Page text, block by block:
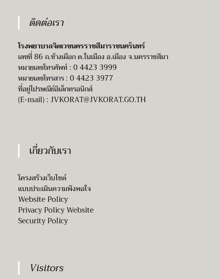
ติดต่อเรา
โรงพยาบาลจิตเวชนครราชสีมาราชนครินทร์
เลขที่ 86 ถ.ช้างเผือก ต.ในเมือง อ.เมือง จ.นครราชสีมา
หมายเลขโทรศัพท์ : 0 4423 3999
หมายเลขโทรสาร : 0 4423 3977
ที่อยู่ไปรษณีย์อิเล็กทรอนิกส์
(E-mail) : JVKORAT@JVKORAT.GO.TH
เกี่ยวกับเรา
โครงสร้างเว็บไซต์
แบบประเมินความพึงพอใจ
Website Policy
Privacy Policy Website
Security Policy
Visitors